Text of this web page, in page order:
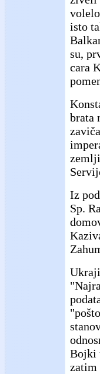
isto
su,
cara
brata
Iz
Sp.
Bojki
zatim